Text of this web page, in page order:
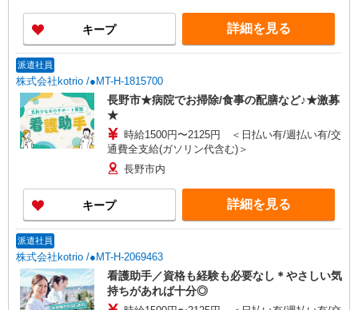
キープ 詳細を見る
派遣社員
株式会社kotrio /●MT-H-1815700
長野市★病院でお掃除/食事の配膳など♪★激募
★
時給1500円〜2125円 ＜日払い有/週払い有/交
通費全支給(ガソリン代含む)＞
長野市内
キープ 詳細を見る
派遣社員
株式会社kotrio /●MT-H-2069463
看護助手／資格も経験も必要なし＊やさしい気
持ちがあれば十分◎